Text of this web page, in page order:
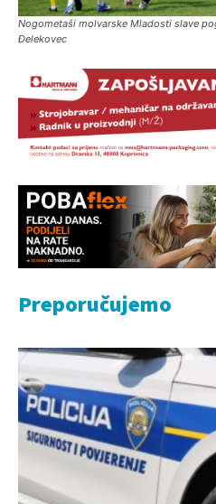
Nogometaši molvarske Mladosti slave
Đelekovec
Preporučujemo